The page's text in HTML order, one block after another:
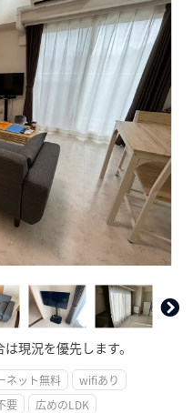
現況を優先します。
ネット無料
wifiあり
要
広めのLDK